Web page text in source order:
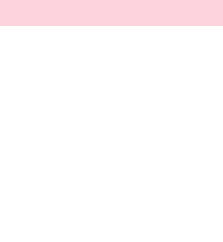
DIVENTIAMO AMICI,